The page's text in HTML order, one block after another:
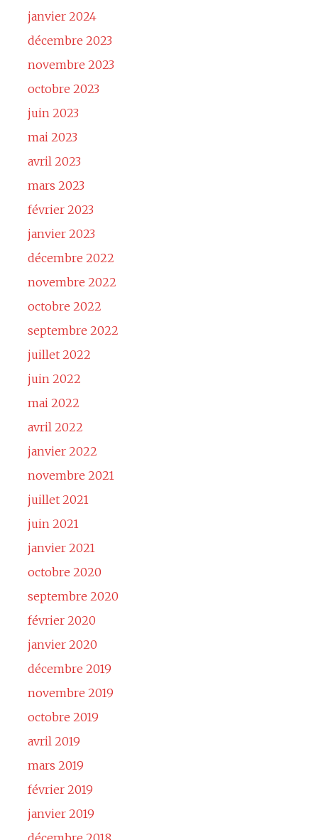
janvier 2024
décembre 2023
novembre 2023
octobre 2023
juin 2023
mai 2023
avril 2023
mars 2023
février 2023
janvier 2023
décembre 2022
novembre 2022
octobre 2022
septembre 2022
juillet 2022
juin 2022
mai 2022
avril 2022
janvier 2022
novembre 2021
juillet 2021
juin 2021
janvier 2021
octobre 2020
septembre 2020
février 2020
janvier 2020
décembre 2019
novembre 2019
octobre 2019
avril 2019
mars 2019
février 2019
janvier 2019